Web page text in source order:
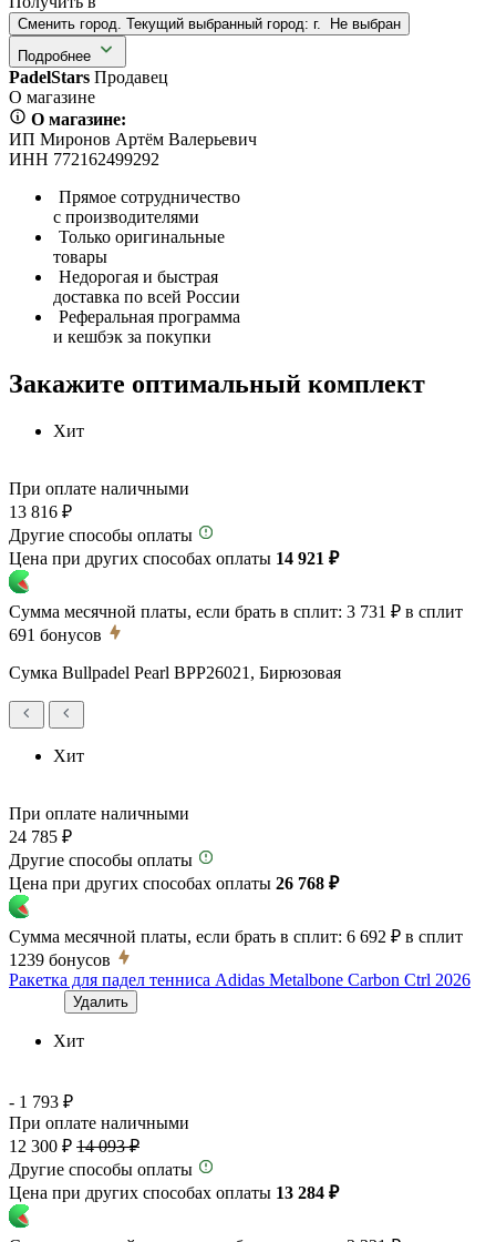
Сменить город. Текущий выбранный город: г.
Не выбран
Подробнее
PadelStars Продавец
О магазине
О магазине:
ИП Миронов Артём Валерьевич
ИНН 772162499292
Прямое сотрудничество
с производителями
Только оригинальные
товары
Недорогая и быстрая
доставка по всей России
Реферальная программа
и кешбэк за покупки
Закажите оптимальный комплект
Хит
При оплате наличными
13 816 ₽
Другие способы оплаты
Цена при других способах оплаты 14 921 ₽
Сумма месячной платы, если брать в сплит: 3 731 ₽ в сплит
691 бонусов
Сумка Bullpadel Pearl BPP26021, Бирюзовая
Хит
При оплате наличными
24 785 ₽
Другие способы оплаты
Цена при других способах оплаты 26 768 ₽
Сумма месячной платы, если брать в сплит: 6 692 ₽ в сплит
1239 бонусов
Ракетка для падел тенниса Adidas Metalbone Carbon Ctrl 2026
Удалить
Хит
- 1 793 ₽
При оплате наличными
12 300 ₽ 14 093 ₽
Другие способы оплаты
Цена при других способах оплаты 13 284 ₽